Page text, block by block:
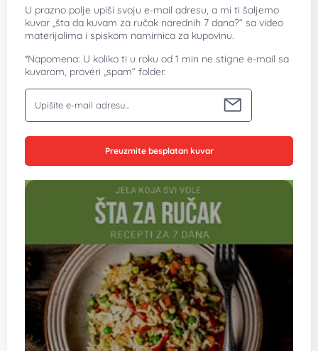
U prazno polje upiši svoju e-mail adresu, a mi ti šaljemo
kuvar „šta da kuvam za ručak narednih 7 dana?“ sa video
materijalima i spiskom namirnica za kupovinu.
*Napomena: U koliko ti u roku od 1 min ne stigne e-mail sa
kuvarom, proveri „spam“ folder.
Preuzmite besplatan kuvar